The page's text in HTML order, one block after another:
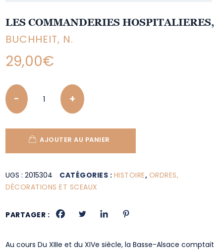
LES COMMANDERIES HOSPITALIERES,
BUCHHEIT, N.
29,00€
Quantity
AJOUTER AU PANIER
UGS :2015304 CATÉGORIES : HISTOIRE, ORDRES,
DÉCORATIONS ET SCEAUX
PARTAGER :
Au cours Du XIIIe et du XIVe siècle, la Basse-Alsace comptait